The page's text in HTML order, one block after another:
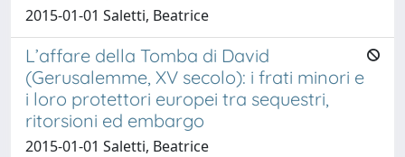
2015-01-01 Saletti, Beatrice
L’affare della Tomba di David
(Gerusalemme, XV secolo): i frati minori e
i loro protettori europei tra sequestri,
ritorsioni ed embargo
2015-01-01 Saletti, Beatrice